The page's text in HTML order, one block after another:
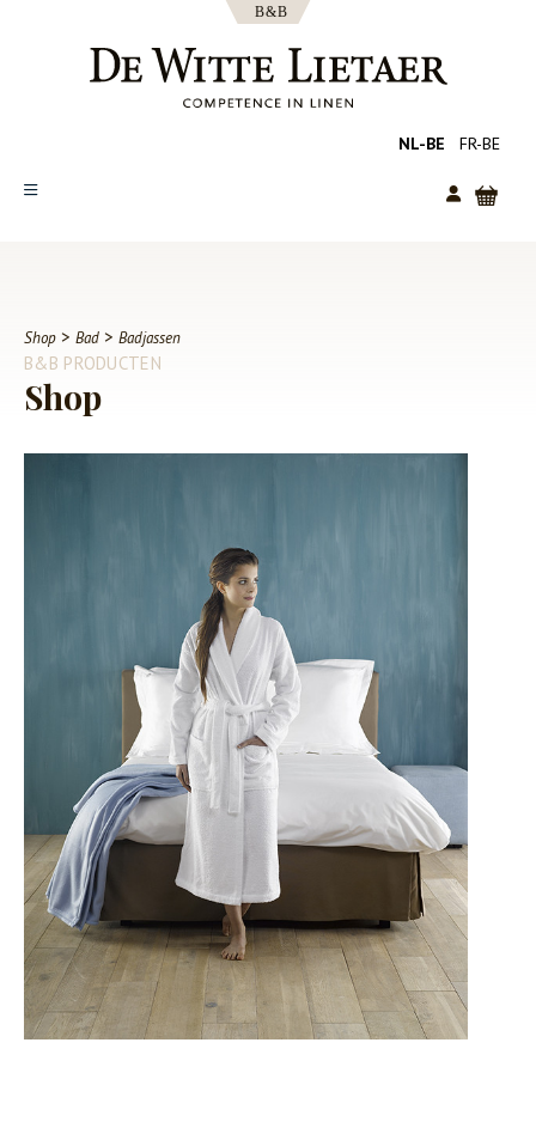
NL-BE FR-BE
OVER ONS
CATALOGUS
NIEUWS
TIPS
Shop > Bad > Badjassen
B&B PRODUCTEN
Shop